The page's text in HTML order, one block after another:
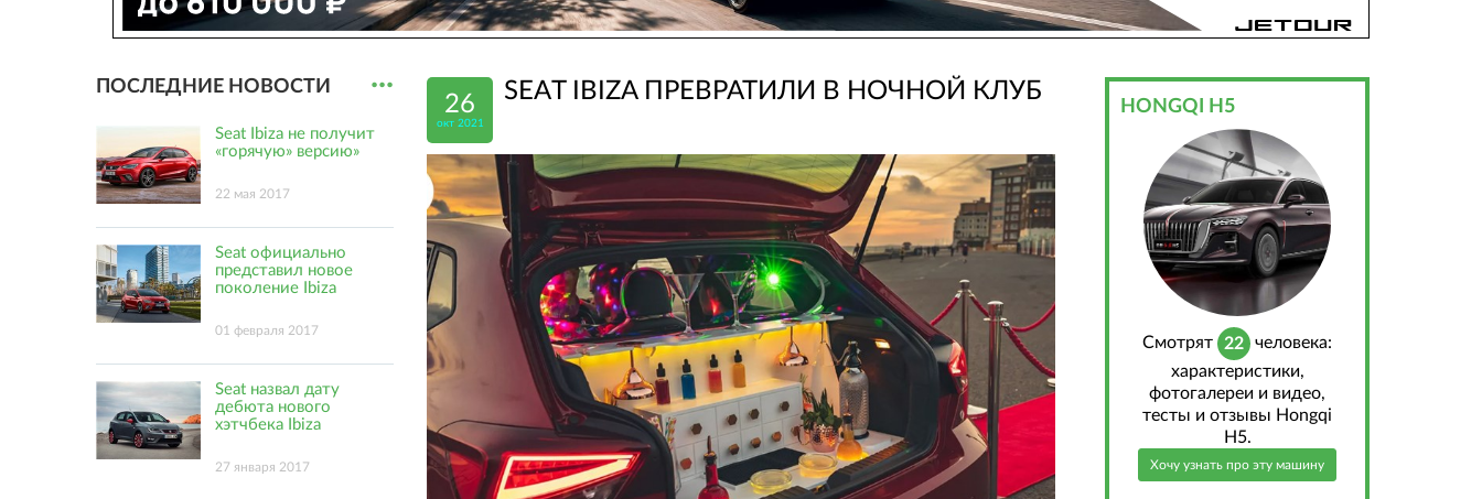
26
окт 2021
SEAT IBIZA ПРЕВРАТИЛИ В НОЧНОЙ КЛУБ
ПОСЛЕДНИЕ НОВОСТИ ...
Seat Ibiza не получит
«горячую» версию»
22 мая 2017
Seat официально
представил новое
поколение Ibiza
01 февраля 2017
Seat назвал дату
дебюта нового
хэтчбека Ibiza
27 января 2017
HONGQI H5
Cмотрят 22
человека:
характеристики,
фотогалереи и видео,
тесты и отзывы Hongqi
H5.
Хочу узнать про эту машину